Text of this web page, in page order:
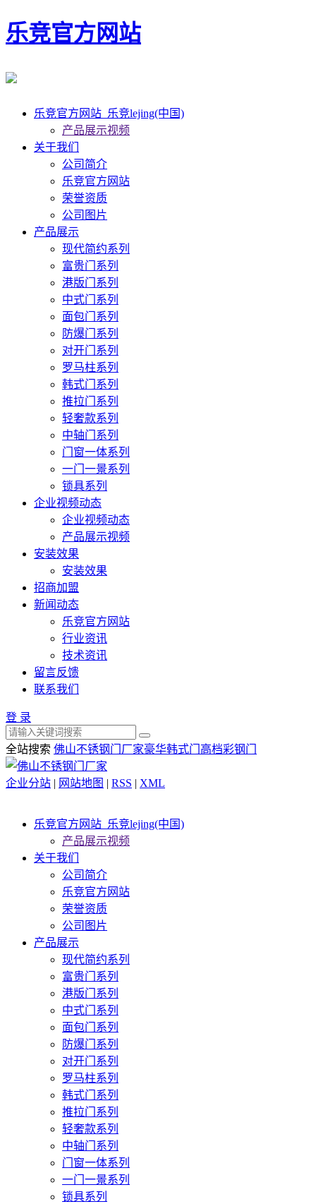
乐竞官方网站
乐竞官方网站_乐竞lejing(中国)
产品展示视频
关于我们
公司简介
乐竞官方网站
荣誉资质
公司图片
产品展示
现代简约系列
富贵门系列
港版门系列
中式门系列
面包门系列
防爆门系列
对开门系列
罗马柱系列
韩式门系列
推拉门系列
轻奢款系列
中轴门系列
门窗一体系列
一门一景系列
锁具系列
企业视频动态
企业视频动态
产品展示视频
安装效果
安装效果
招商加盟
新闻动态
乐竞官方网站
行业资讯
技术资讯
留言反馈
联系我们
登 录
全站搜索 佛山不锈钢门厂家豪华韩式门 高档彩钢门
企业分站 | 网站地图 | RSS | XML
乐竞官方网站_乐竞lejing(中国)
产品展示视频
关于我们
公司简介
乐竞官方网站
荣誉资质
公司图片
产品展示
现代简约系列
富贵门系列
港版门系列
中式门系列
面包门系列
防爆门系列
对开门系列
罗马柱系列
韩式门系列
推拉门系列
轻奢款系列
中轴门系列
门窗一体系列
一门一景系列
锁具系列